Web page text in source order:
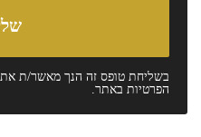
בשליחת טופס זה הנך מאשר/ת את
הפרטיות באתר.